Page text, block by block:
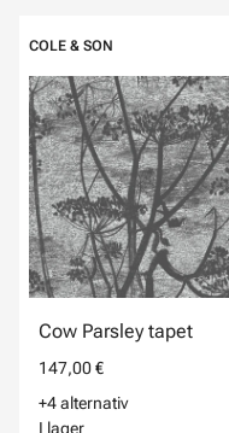
COLE & SON
Cow Parsley tapet
147,00 €
+4 alternativ
I lager